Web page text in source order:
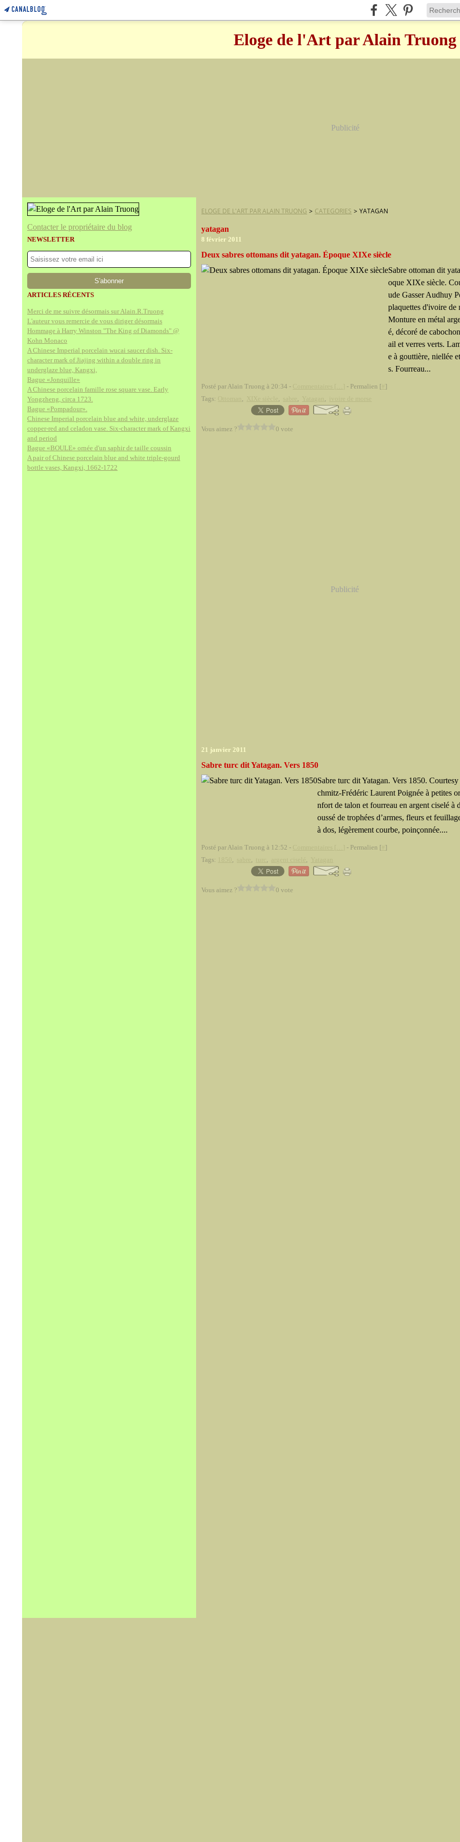
Eloge de l'Art par Alain Truong
Publicité
Contacter le propriétaire du blog
NEWSLETTER
ARTICLES RÉCENTS
Merci de me suivre désormais sur Alain.R.Truong
L'auteur vous remercie de vous diriger désormais
Hommage à Harry Winston "The King of Diamonds" @
Kohn Monaco
A Chinese Imperial porcelain wucai saucer dish. Six-
character mark of Jiajing within a double ring in
underglaze blue, Kangxi,
Bague «Jonquille»
A Chinese porcelain famille rose square vase. Early
Yongzheng, circa 1723.
Bague «Pompadour».
Chinese Imperial porcelain blue and white, underglaze
copper-red and celadon vase. Six-character mark of Kangxi
and period
Bague «BOULE» ornée d'un saphir de taille coussin
A pair of Chinese porcelain blue and white triple-gourd
bottle vases, Kangxi, 1662-1722
ELOGE DE L'ART PAR ALAIN TRUONG > CATEGORIES > YATAGAN
yatagan
8 février 2011
Deux sabres ottomans dit yatagan. Époque XIXe siècle
Sabre ottoman dit
oque XIXe siècle.
ude Gasser Audhuy
plaquettes d'ivoire de
Monture en métal
é, décoré de
ail et verres verts.
e à gouttière, niellée
s. Fourreau...
Posté par Alain Truong à 20:34 - - Permalien [ ]
Tags:
, , , ,
Vous aimez ? 0 vote
Publicité
21 janvier 2011
Sabre turc dit Yatagan. Vers 1850
Sabre turc dit Yatagan. Vers 1850.
chmitz-Frédéric Laurent Poignée à petites
nfort de talon et fourreau en argent ciselé à
oussé de trophées d’armes, fleurs et
à dos, légèrement courbe, poinçonnée....
Posté par Alain Truong à 12:52 - - Permalien [ ]
Tags:
, , , ,
Vous aimez ? 0 vote